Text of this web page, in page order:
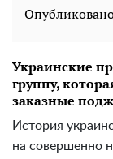
Украинские
группу,
заказные
История
на совершенно